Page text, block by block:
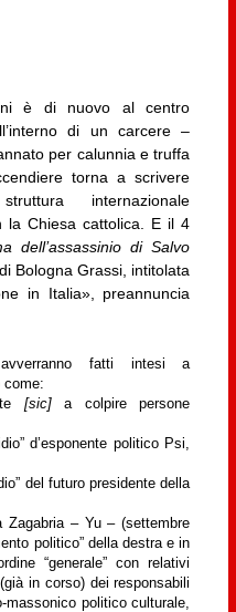
è di nuovo al centro
di un carcere –
per calunnia e truffa
torna a scrivere
internazionale
la Chiesa cattolica. E il 4
dell’assassinio di Salvo
Bologna Grassi, intitolata
in Italia», preannuncia
fatti intesi a
come:
[sic]a colpire persone
d’esponente politico Psi,
del futuro presidente della
– Yu – (settembre
politico” della destra e in
“generale” con relativi
in corso) dei responsabili
politico culturale,